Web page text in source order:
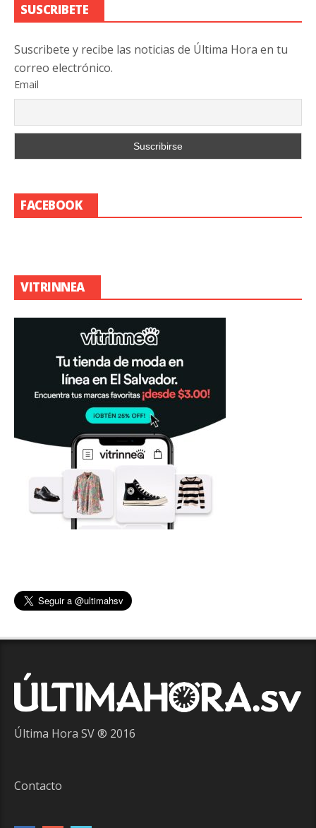
SUSCRIBETE
Suscribete y recibe las noticias de Última Hora en tu
correo electrónico.
Email
FACEBOOK
VITRINNEA
Última Hora SV ® 2016
Contacto